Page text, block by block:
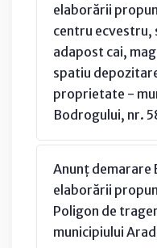
elaborării
centru ecvestru,
adapost cai,
spatiu
proprietate -
Bodrogului, nr.
Anunț demarare
elaborării
Poligon de
municipiului